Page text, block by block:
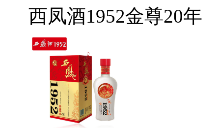
西凤酒1952金尊20年